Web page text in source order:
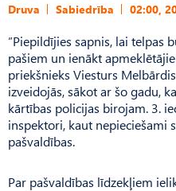
Druva Sabiedrība 02:00,
”Piepildījies sapnis, lai telpas
pašiem un ienākt
priekšnieks Viesturs
izveidojās, sākot ar šo gadu,
kārtības policijas birojam. 3.
inspektori, kaut nepieciešami
pašvaldības.
Par pašvaldības līdzekļiem